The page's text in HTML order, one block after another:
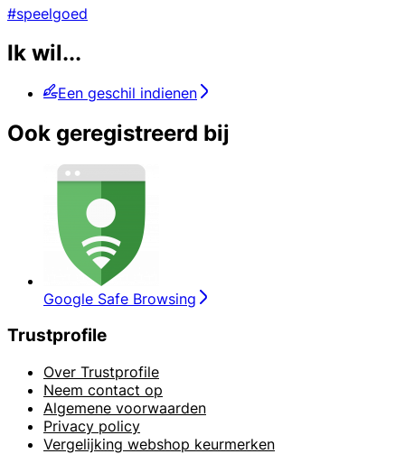
#speelgoed
Ik wil...
Een geschil indienen
Ook geregistreerd bij
Google Safe Browsing
Trustprofile
Over Trustprofile
Neem contact op
Algemene voorwaarden
Privacy policy
Vergelijking webshop keurmerken